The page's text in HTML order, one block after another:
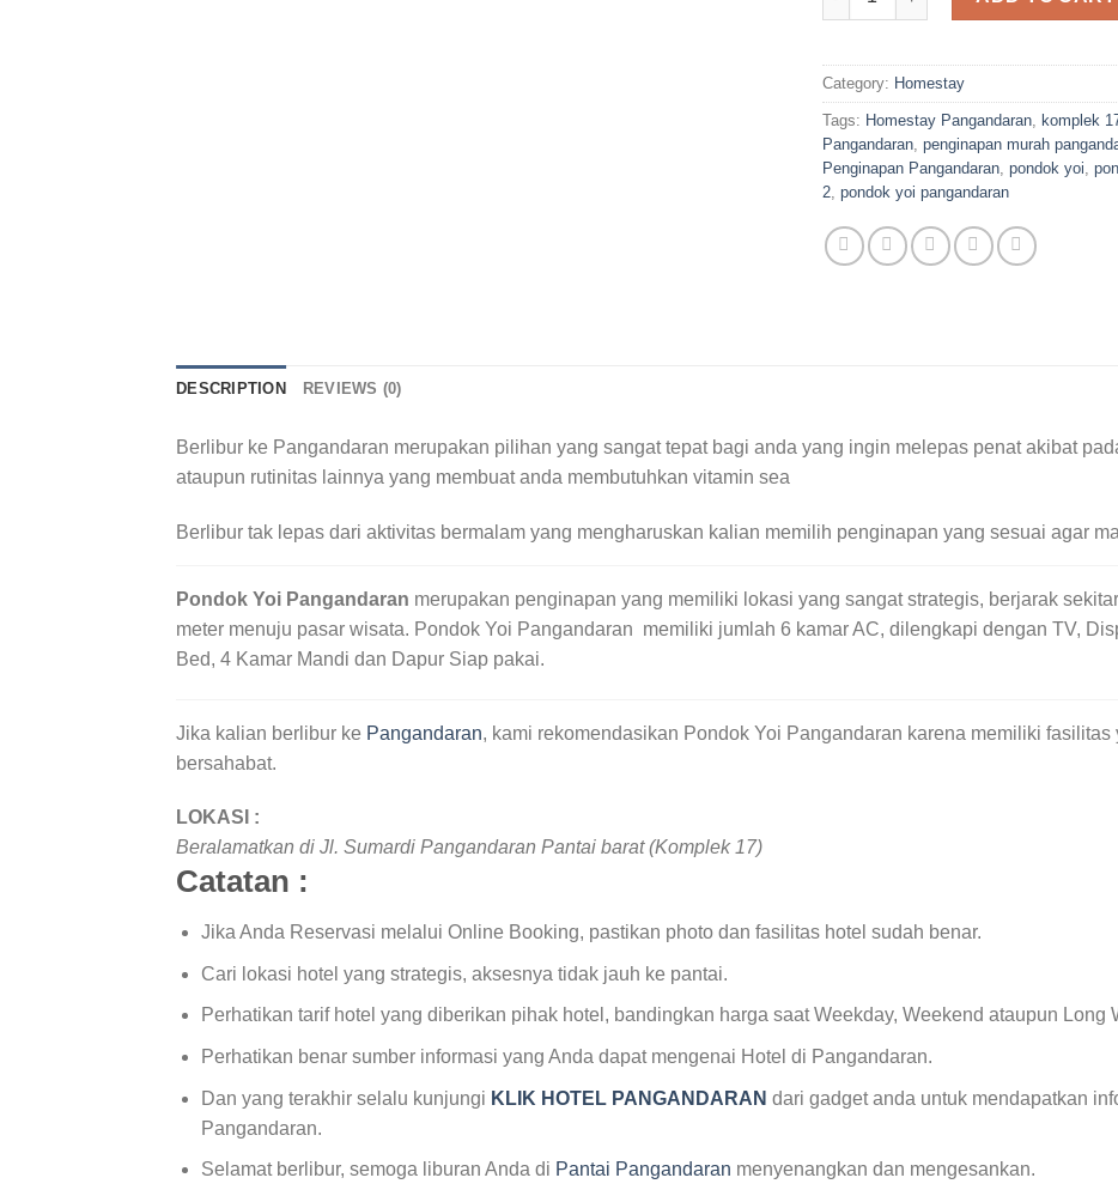
Category: Homestay
Tags: Homestay Pangandaran, komplek
Pangandaran, penginapan murah
Penginapan Pangandaran, pondok yoi,
2, pondok yoi pangandaran
DESCRIPTION REVIEWS (0)
Berlibur ke Pangandaran merupakan pilihan yang sangat tepat bagi anda yang ingin melepas penat akibat
ataupun rutinitas lainnya yang membuat anda membutuhkan vitamin sea
Berlibur tak lepas dari aktivitas bermalam yang mengharuskan kalian memilih penginapan yang sesuai agar
Pondok Yoi Pangandaran merupakan penginapan yang memiliki lokasi yang sangat strategis, berjarak
meter menuju pasar wisata. Pondok Yoi Pangandaran memiliki jumlah 6 kamar AC, dilengkapi dengan TV,
Bed, 4 Kamar Mandi dan Dapur Siap pakai.
Jika kalian berlibur ke Pangandaran, kami rekomendasikan Pondok Yoi Pangandaran karena memiliki
bersahabat.
LOKASI :
Beralamatkan di Jl. Sumardi Pangandaran Pantai barat (Komplek 17)
Catatan :
Jika Anda Reservasi melalui Online Booking, pastikan photo dan fasilitas hotel sudah benar.
Cari lokasi hotel yang strategis, aksesnya tidak jauh ke pantai.
Perhatikan tarif hotel yang diberikan pihak hotel, bandingkan harga saat Weekday, Weekend ataupun Long
Perhatikan benar sumber informasi yang Anda dapat mengenai Hotel di Pangandaran.
Dan yang terakhir selalu kunjungi KLIK HOTEL PANGANDARAN dari gadget anda untuk mendapatkan
Pangandaran.
Selamat berlibur, semoga liburan Anda di Pantai Pangandaran menyenangkan dan mengesankan.